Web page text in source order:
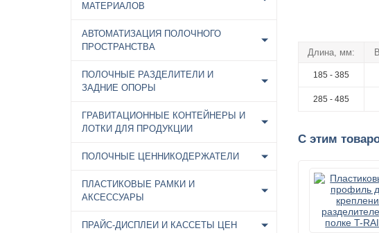
МАТЕРИАЛОВ
АВТОМАТИЗАЦИЯ ПОЛОЧНОГО
ПРОСТРАНСТВА
ПОЛОЧНЫЕ РАЗДЕЛИТЕЛИ И
ЗАДНИЕ ОПОРЫ
ГРАВИТАЦИОННЫЕ КОНТЕЙНЕРЫ И
ЛОТКИ ДЛЯ ПРОДУКЦИИ
ПОЛОЧНЫЕ ЦЕННИКОДЕРЖАТЕЛИ
ПЛАСТИКОВЫЕ РАМКИ И
АКСЕССУАРЫ
ПРАЙС-ДИСПЛЕИ И КАССЕТЫ ЦЕН
Длина, мм:
185 - 385
285 - 485
С этим